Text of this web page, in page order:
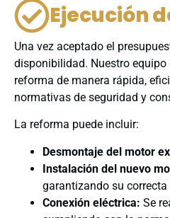
Ejecución
Una vez aceptado el
disponibilidad. Nuestro
reforma de manera rápida,
normativas de seguridad y
La reforma puede incluir:
Desmontaje del motor
Instalación del nuevo
garantizando su
Conexión eléctrica: Se